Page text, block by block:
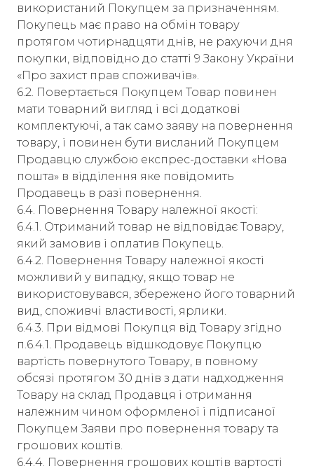
використаний Покупцем за призначенням.
Покупець має право на обмін товару
протягом чотирнадцяти днів, не рахуючи дня
покупки, відповідно до статті 9 Закону України
«Про захист прав споживачів».
6.2. Повертається Покупцем Товар повинен
мати товарний вигляд і всі додаткові
комплектуючі, а так само заяву на повернення
товару, і повинен бути висланий Покупцем
Продавцю службою експрес-доставки «Нова
пошта» в відділення яке повідомить
Продавець в разі повернення.
6.4. Повернення Товару належної якості:
6.4.1. Отриманий товар не відповідає Товару,
який замовив і оплатив Покупець.
6.4.2. Повернення Товару належної якості
можливий у випадку, якщо товар не
використовувався, збережено його товарний
вид, споживчі властивості, ярлики.
6.4.3. При відмові Покупця від Товару згідно
п.6.4.1. Продавець відшкодовує Покупцю
вартість повернутого Товару, в повному
обсязі протягом 30 днів з дати надходження
Товару на склад Продавця і отримання
належним чином оформленої і підписаної
Покупцем Заяви про повернення товару та
грошових коштів.
6.4.4. Повернення грошових коштів вартості